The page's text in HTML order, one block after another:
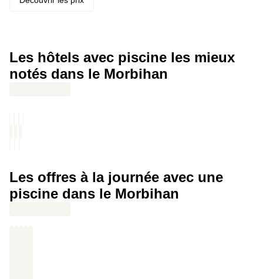
Les hôtels avec piscine les mieux
notés dans le Morbihan
Les offres à la journée avec une
piscine dans le Morbihan